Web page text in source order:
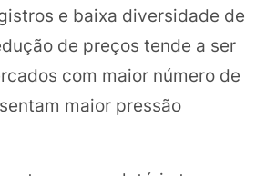
e baixa diversidade de
de preços tende a ser
com maior número de
maior pressão